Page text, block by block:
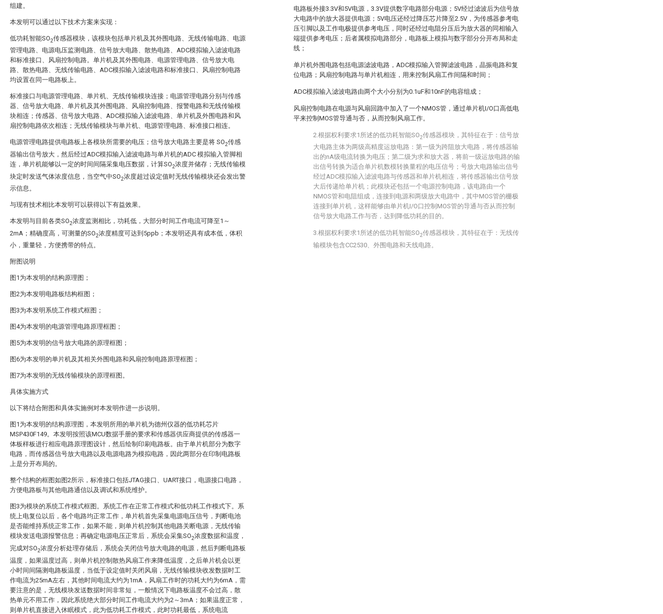
组建。
本发明可以通过以下技术方案来实现：
低功耗智能SO2传感器模块，该模块包括单片机及其外围电路、无线传输电路、电源
管理电路、电源电压监测电路、信号放大电路、散热电路、ADC模拟输入滤波电路
和标准接口、风扇控制电路。单片机及其外围电路、电源管理电路、信号放大电
路、散热电路、无线传输电路、ADC模拟输入滤波电路和标准接口、风扇控制电路
均设置在同一电路板上。
标准接口与电源管理电路、单片机、无线传输模块连接；电源管理电路分别与传感
器、信号放大电路、单片机及其外围电路、风扇控制电路、报警电路和无线传输模
块相连；传感器、信号放大电路、ADC模拟输入滤波电路、单片机及外围电路和风
扇控制电路依次相连；无线传输模块与单片机、电源管理电路、标准接口相连。
电源管理电路提供电路板上各模块所需要的电压；信号放大电路主要是将 SO2传感
器输出信号放大，然后经过ADC模拟输入滤波电路与单片机的ADC 模拟输入管脚相
连，单片机能够以一定的时间间隔采集电压数据，计算SO2浓度并储存；无线传输模
块定时发送气体浓度信息，当空气中SO2浓度超过设定值时无线传输模块还会发出警
示信息。
与现有技术相比本发明可以获得以下有益效果。
本发明与目前各类SO2浓度监测相比，功耗低，大部分时间工作电流可降至1～
2mA；精确度高，可测量的SO2浓度精度可达到5ppb；本发明还具有成本低，体积
小，重量轻，方便携带的特点。
附图说明
图1为本发明的结构原理图；
图2为本发明电路板结构框图；
图3为本发明系统工作模式框图；
图4为本发明的电源管理电路原理框图；
图5为本发明的信号放大电路的原理框图；
图6为本发明的单片机及其相关外围电路和风扇控制电路原理框图；
图7为本发明的无线传输模块的原理框图。
具体实施方式
以下将结合附图和具体实施例对本发明作进一步说明。
图1为本发明的结构原理图，本发明所用的单片机为德州仪器的低功耗芯片
MSP430F149。本发明按照该MCU数据手册的要求和传感器供应商提供的传感器一
体板样板进行相应电路原理图设计，然后绘制印刷电路板。由于单片机部分为数字
电路，而传感器信号放大电路以及电源电路为模拟电路，因此两部分在印制电路板
上是分开布局的。
整个结构的框图如图2所示，标准接口包括JTAG接口、UART接口，电源接口电路，
方便电路板与其他电路通信以及调试和系统维护。
图3为模块的系统工作模式框图。系统工作在正常工作模式和低功耗工作模式下。系
统上电复位以后，各个电路均正常工作，单片机首先采集电源电压信号，判断电池
是否能维持系统正常工作，如果不能，则单片机控制其他电路关断电源，无线传输
模块发送电源报警信息；再确定电源电压正常后，系统会采集SO2浓度数据和温度，
完成对SO2浓度分析处理存储后，系统会关闭信号放大电路的电源，然后判断电路板
温度，如果温度过高，则单片机控制散热风扇工作来降低温度，之后单片机会以更
小时间间隔测电路板温度，当低于设定值时关闭风扇，无线传输模块收发数据时工
作电流为25mA左右，其他时间电流大约为1mA，风扇工作时的功耗大约为6mA，需
要注意的是，无线模块发送数据时间非常短，一般情况下电路板温度不会过高，散
热单元不用工作，因此系统绝大部分时间工作电流大约为2～3mA；如果温度正常，
则单片机直接进入休眠模式，此为低功耗工作模式，此时功耗最低，系统电流
电路板外接3.3V和5V电源，3.3V提供数字电路部分电源；5V经过滤波后为信号放
大电路中的放大器提供电源；5V电压还经过降压芯片降至2.5V，为传感器参考电
压引脚以及工作电极提供参考电压，同时还经过电阻分压后为放大器的同相输入
端提供参考电压；后者属模拟电路部分，电路板上模拟与数字部分分开布局和走
线；
单片机外围电路包括电源滤波电路，ADC模拟输入管脚滤波电路，晶振电路和复
位电路；风扇控制电路与单片机相连，用来控制风扇工作间隔和时间；
ADC模拟输入滤波电路由两个大小分别为0.1uF和10nF的电容组成；
风扇控制电路在电源与风扇回路中加入了一个NMOS管，通过单片机I/O口高低电
平来控制MOS管导通与否，从而控制风扇工作。
2.根据权利要求1所述的低功耗智能SO2传感器模块，其特征在于：信号放
大电路主体为两级高精度运放电路：第一级为跨阻放大电路，将传感器输
出的nA级电流转换为电压；第二级为求和放大器，将前一级运放电路的输
出信号转换为适合单片机数模转换量程的电压信号；号放大电路输出信号
经过ADC模拟输入滤波电路与传感器和单片机相连，将传感器输出信号放
大后传递给单片机；此模块还包括一个电源控制电路，该电路由一个
NMOS管和电阻组成，连接到电源和两级放大电路中，其中MOS管的栅极
连接到单片机，这样能够由单片机I/O口控制MOS管的导通与否从而控制
信号放大电路工作与否，达到降低功耗的目的。
3.根据权利要求1所述的低功耗智能SO2传感器模块，其特征在于：无线传
输模块包含CC2530、外围电路和天线电路。